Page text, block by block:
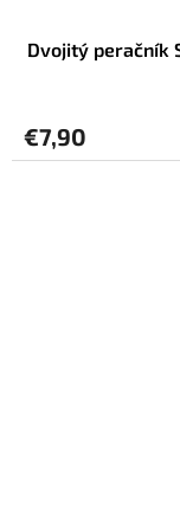
Dvojitý peračník
€7,90